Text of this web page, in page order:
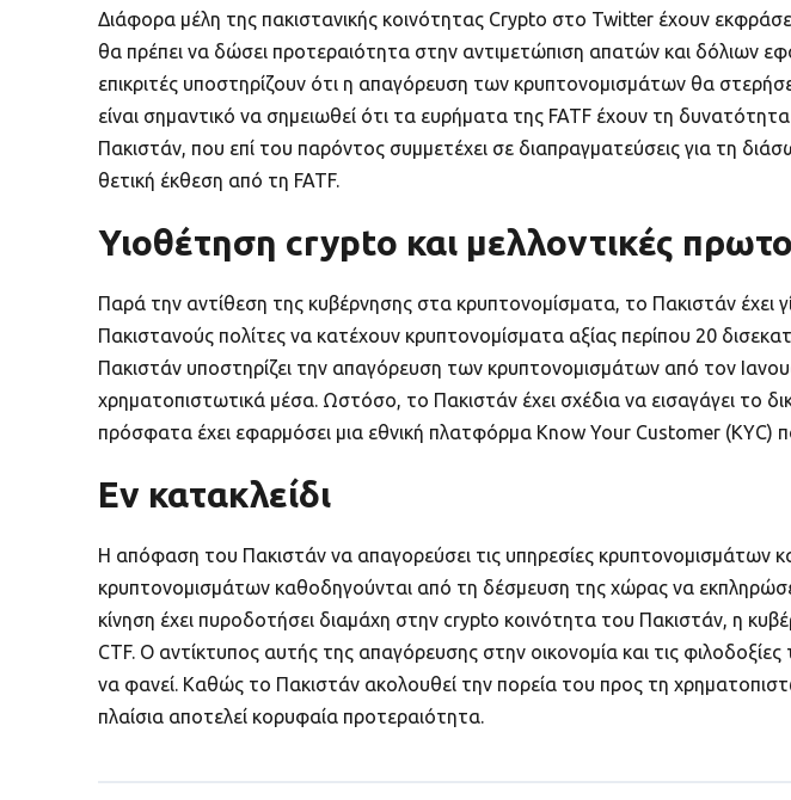
Διάφορα μέλη της πακιστανικής κοινότητας Crypto στο Twitter έχουν
θα πρέπει να δώσει προτεραιότητα στην αντιμετώπιση απατών και δόλιων
επικριτές υποστηρίζουν ότι η απαγόρευση των κρυπτονομισμάτων θα
είναι σημαντικό να σημειωθεί ότι τα ευρήματα της FATF έχουν τη
Πακιστάν, που επί του παρόντος συμμετέχει σε διαπραγματεύσεις για τη
θετική έκθεση από τη FATF.
Υιοθέτηση crypto και μελλοντικές
Παρά την αντίθεση της κυβέρνησης στα κρυπτονομίσματα, το Πακιστάν έχει
Πακιστανούς πολίτες να κατέχουν κρυπτονομίσματα αξίας περίπου 20
Πακιστάν υποστηρίζει την απαγόρευση των κρυπτονομισμάτων από τον
χρηματοπιστωτικά μέσα. Ωστόσο, το Πακιστάν έχει σχέδια να εισαγάγει το
πρόσφατα έχει εφαρμόσει μια εθνική πλατφόρμα Know Your Customer (ΚΥC)
Εν κατακλείδι
Η απόφαση του Πακιστάν να απαγορεύσει τις υπηρεσίες
κρυπτονομισμάτων καθοδηγούνται από τη δέσμευση της χώρας να
κίνηση έχει πυροδοτήσει διαμάχη στην crypto κοινότητα του Πακιστάν, η
CTF. Ο αντίκτυπος αυτής της απαγόρευσης στην οικονομία και τις
να φανεί. Καθώς το Πακιστάν ακολουθεί την πορεία του προς τη
πλαίσια αποτελεί κορυφαία προτεραιότητα.